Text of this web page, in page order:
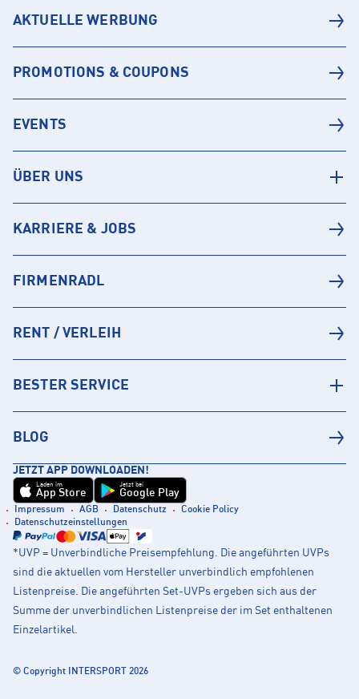
AKTUELLE WERBUNG
PROMOTIONS & COUPONS
EVENTS
ÜBER UNS
KARRIERE & JOBS
FIRMENRADL
RENT / VERLEIH
BESTER SERVICE
BLOG
JETZT APP DOWNLOADEN!
Laden im
App Store
Jetzt bei
Google Play
Impressum AGB Datenschutz
Cookie Policy
Datenschutzeinstellungen
*UVP = Unverbindliche Preisempfehlung. Die angeführten UVPs
sind die aktuellen vom Hersteller unverbindlich empfohlenen
Listenpreise. Die angeführten Set-UVPs ergeben sich aus der
Summe der unverbindlichen Listenpreise der im Set enthaltenen
Einzelartikel.
© Copyright INTERSPORT 2026